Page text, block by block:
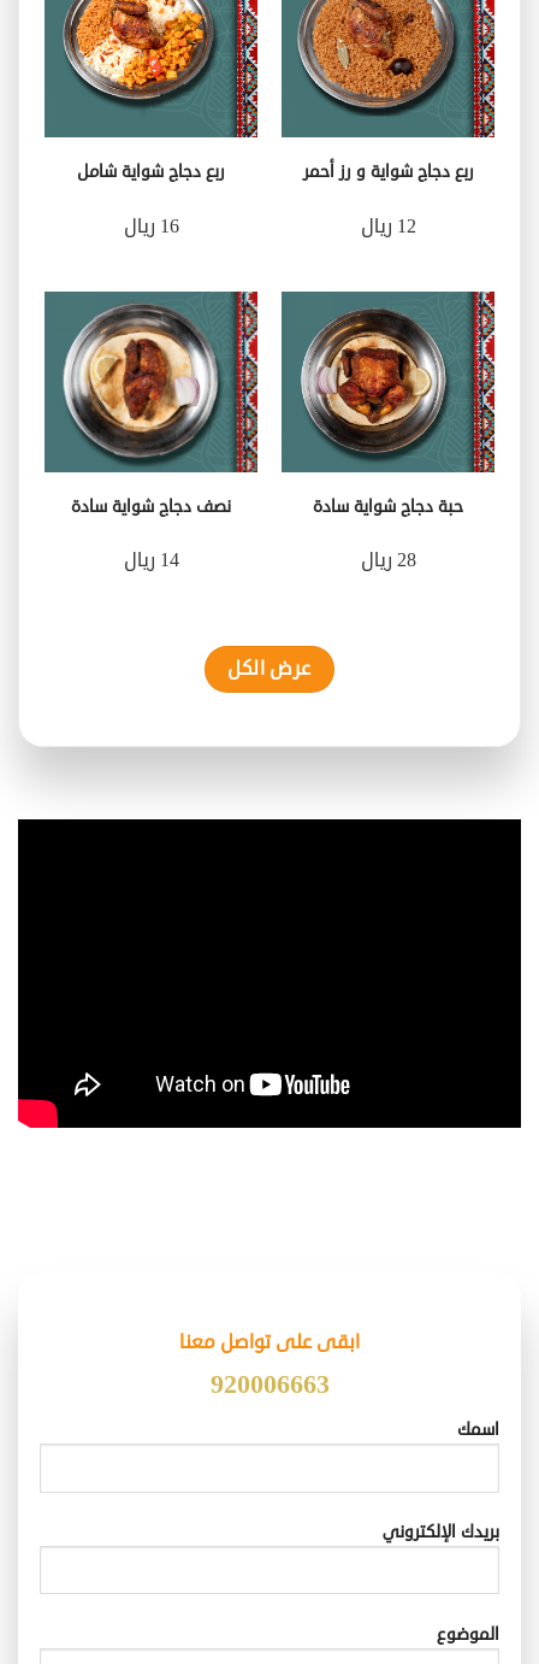
ربع دجاج شواية و رز أحمر
12 ريال
ربع دجاج شواية شامل
16 ريال
حبة دجاج شواية سادة
28 ريال
نصف دجاج شواية سادة
14 ريال
عرض الكل
ابقى على تواصل معنا
920006663
اسمك
بريدك الإلكتروني
الموضوع